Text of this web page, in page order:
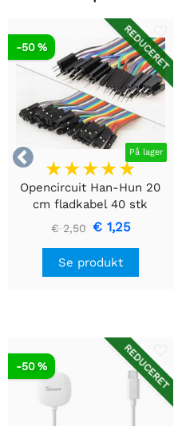

REDUCERET
På lager
-50 %
Opencircuit Han-Hun 20
cm fladkabel 40 stk
€ 2,50 € 1,25
Se produkt
REDUCERET
-50 %